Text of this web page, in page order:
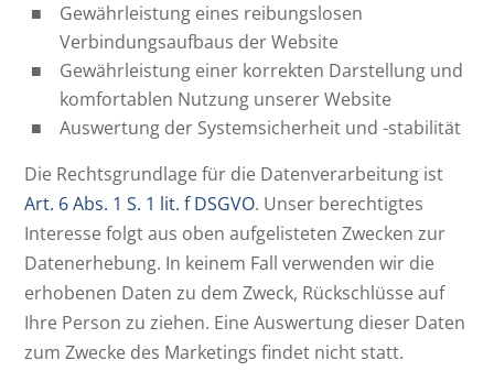
Gewährleistung eines reibungslosen
Verbindungsaufbaus der Website
Gewährleistung einer korrekten Darstellung und
komfortablen Nutzung unserer Website
Auswertung der Systemsicherheit und -stabilität
Die Rechtsgrundlage für die Datenverarbeitung ist
Art. 6 Abs. 1 S. 1 lit. f DSGVO. Unser berechtigtes
Interesse folgt aus oben aufgelisteten Zwecken zur
Datenerhebung. In keinem Fall verwenden wir die
erhobenen Daten zu dem Zweck, Rückschlüsse auf
Ihre Person zu ziehen. Eine Auswertung dieser Daten
zum Zwecke des Marketings findet nicht statt.